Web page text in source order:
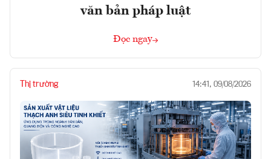
văn bản pháp luật
Đọc ngay
Thị trường 14:41, 09/08/2026